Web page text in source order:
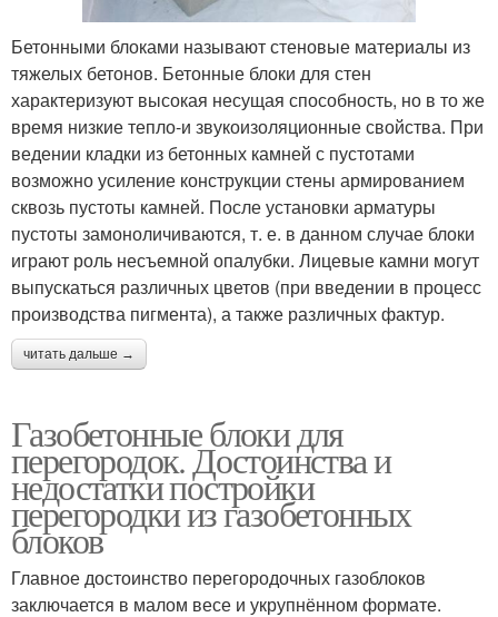
Бетонными блоками называют стеновые материалы из
тяжелых бетонов. Бетонные блоки для стен
характеризуют высокая несущая способность, но в то же
время низкие тепло-и звукоизоляционные свойства. При
ведении кладки из бетонных камней с пустотами
возможно усиление конструкции стены армированием
сквозь пустоты камней. После установки арматуры
пустоты замоноличиваются, т. е. в данном случае блоки
играют роль несъемной опалубки. Лицевые камни могут
выпускаться различных цветов (при введении в процесс
производства пигмента), а также различных фактур.
читать дальше →
Газобетонные блоки для
перегородок. Достоинства и
недостатки постройки
перегородки из газобетонных
блоков
Главное достоинство перегородочных газоблоков
заключается в малом весе и укрупнённом формате.